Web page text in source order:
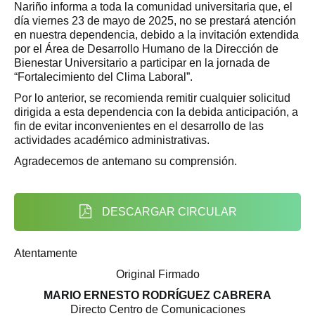
Nariño informa a toda la comunidad universitaria que, el
día viernes 23 de mayo de 2025, no se prestará atención
en nuestra dependencia, debido a la invitación extendida
por el Área de Desarrollo Humano de la Dirección de
Bienestar Universitario a participar en la jornada de
“Fortalecimiento del Clima Laboral”.
Por lo anterior, se recomienda remitir cualquier solicitud
dirigida a esta dependencia con la debida anticipación, a
fin de evitar inconvenientes en el desarrollo de las
actividades académico administrativas.
Agradecemos de antemano su comprensión.
DESCARGAR CIRCULAR
Atentamente
Original Firmado
MARIO ERNESTO RODRÍGUEZ CABRERA
Directo Centro de Comunicaciones